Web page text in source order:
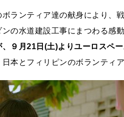
ランティア達の献身により、
の水道建設工事にまつわる感
９月21日(土)よりユーロスペ
本とフィリピンのボランティ